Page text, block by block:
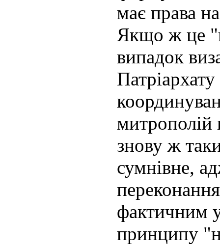
має права
Якщо ж це
випадок
Патріархату
митрополій
знову ж
сумнівне,
фактичним
принципу